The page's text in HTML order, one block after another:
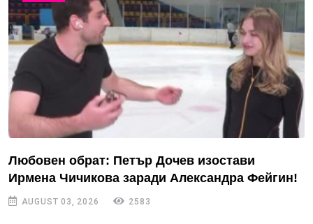
Любовен обрат: Петър Дочев изостави
Ирмена Чичикова заради Александра Фейгин!
AUGUST 03, 2026 2583